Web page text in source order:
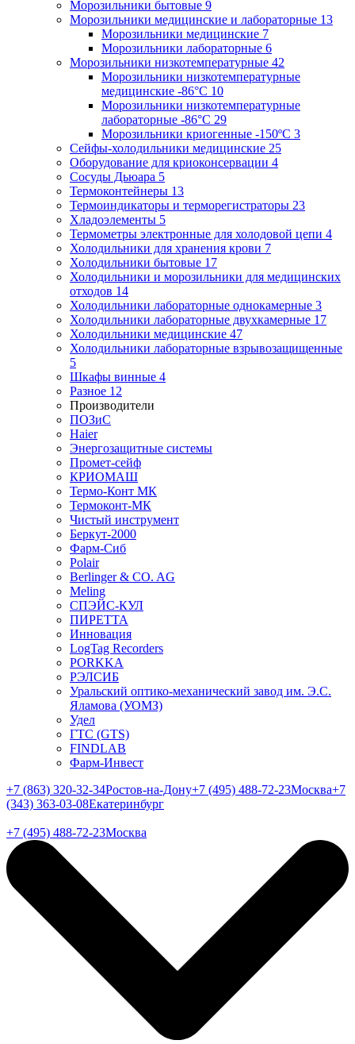
Морозильники бытовые 9
Морозильники медицинские и лабораторные 13
Морозильники медицинские 7
Морозильники лабораторные 6
Морозильники низкотемпературные 42
Морозильники низкотемпературные
медицинские -86°С 10
Морозильники низкотемпературные
лабораторные -86°С 29
Морозильники криогенные -150ºC 3
Сейфы-холодильники медицинские 25
Оборудование для криоконсервации 4
Сосуды Дьюара 5
Термоконтейнеры 13
Термоиндикаторы и терморегистраторы 23
Хладоэлементы 5
Термометры электронные для холодовой цепи 4
Холодильники для хранения крови 7
Холодильники бытовые 17
Холодильники и морозильники для медицинских
отходов 14
Холодильники лабораторные однокамерные 3
Холодильники лабораторные двухкамерные 17
Холодильники медицинские 47
Холодильники лабораторные взрывозащищенные
5
Шкафы винные 4
Разное 12
Производители
ПОЗиС
Haier
Энергозащитные системы
Промет-сейф
КРИОМАШ
Термо-Конт МК
Термоконт-МК
Чистый инструмент
Беркут-2000
Фарм-Сиб
Polair
Berlinger & CO. AG
Meling
СПЭЙС-КУЛ
ПИРЕТТА
Инновация
LogTag Recorders
PORKKA
РЭЛСИБ
Уральский оптико-механический завод им. Э.С.
Яламова (УОМЗ)
Удел
ГТС (GTS)
FINDLAB
Фарм-Инвест
+7 (863) 320-32-34Ростов-на-Дону+7 (495) 488-72-23Москва+7
(343) 363-03-08Екатеринбург
+7 (495) 488-72-23Москва